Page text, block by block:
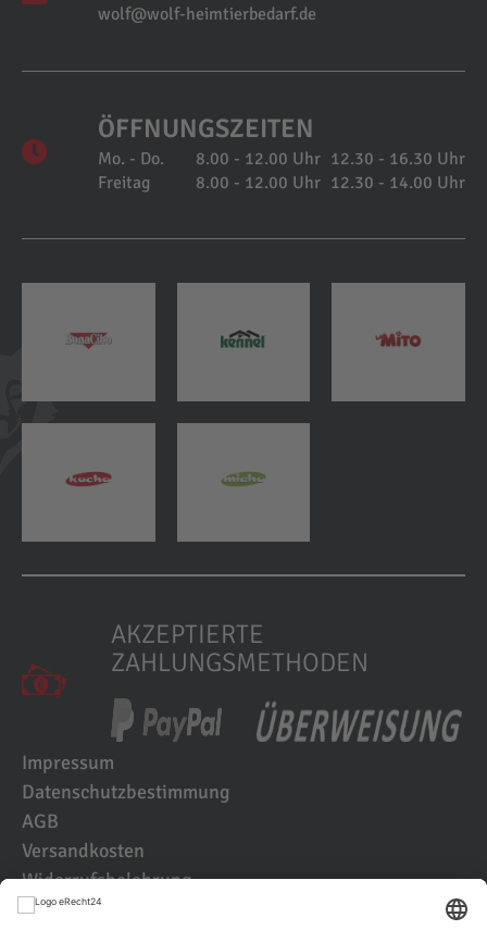
wolf@wolf-heimtierbedarf.de
ÖFFNUNGSZEITEN
Mo. - Do. 8.00 - 12.00 Uhr 12.30 - 16.30 Uhr
Freitag
8.00 - 12.00 Uhr 12.30 - 14.00 Uhr
AKZEPTIERTE
ZAHLUNGSMETHODEN
Impressum
Datenschutzbestimmung
AGB
Versandkosten
Widerrufsbelehrung
Kundenbewertungen